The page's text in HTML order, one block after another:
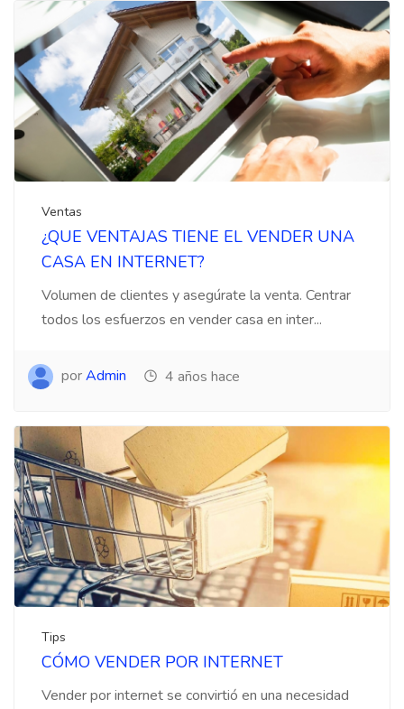
Ventas
¿QUE VENTAJAS TIENE EL VENDER UNA
CASA EN INTERNET?
Volumen de clientes y asegúrate la venta. Centrar
todos los esfuerzos en vender casa en inter...
porAdmin 4 años hace
Tips
CÓMO VENDER POR INTERNET
Vender por internet se convirtió en una necesidad